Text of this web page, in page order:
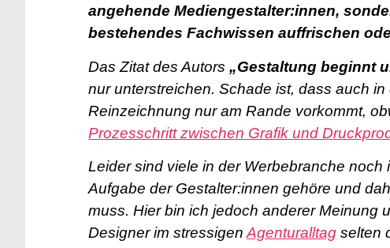
angehende Mediengestalter:innen,
bestehendes Fachwissen auffrischen
Das Zitat des Autors „Gestaltung beginnt
nur unterstreichen. Schade ist, dass auch
Reinzeichnung nur am Rande vorkommt,
Prozesschritt zwischen Grafik und
Leider sind viele in der Werbebranche
Aufgabe der Gestalter:innen gehöre und
muss. Hier bin ich jedoch anderer Meinung
Designer im stressigen Agenturalltag selten